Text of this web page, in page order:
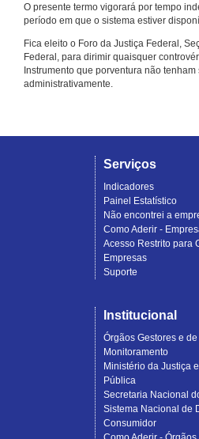
O presente termo vigorará por tempo
período em que o sistema estiver
Fica eleito o Foro da Justiça Federal,
Federal, para dirimir quaisquer
Instrumento que porventura não
administrativamente.
Serviços
Indicadores
Painel Estatístico
Não encontrei a
Como Aderir -
Acesso Restrito para
Empresas
Suporte
Institucional
Órgãos Gestores e de
Monitoramento
Ministério da Justiça
Pública
Secretaria Nacional
Sistema Nacional de
Consumidor